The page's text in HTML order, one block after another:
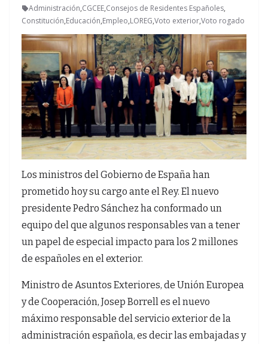
Administración,CGCEE,Consejos de Residentes Españoles,
Constitución,Educación,Empleo,LOREG,Voto exterior,Voto rogado
Los ministros del Gobierno de España han
prometido hoy su cargo ante el Rey. El nuevo
presidente Pedro Sánchez ha conformado un
equipo del que algunos responsables van a tener
un papel de especial impacto para los 2 millones
de españoles en el exterior.
Ministro de Asuntos Exteriores, de Unión Europea
y de Cooperación, Josep Borrell es el nuevo
máximo responsable del servicio exterior de la
administración española, es decir las embajadas y